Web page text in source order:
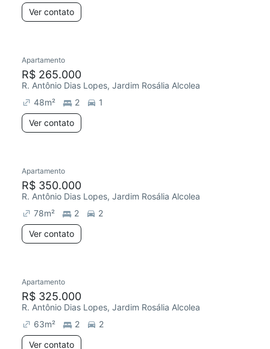
Ver contato
Redecorar
Apartamento
R$ 265.000
R. Antônio Dias Lopes, Jardim Rosália Alcolea
48m² 2
1
Ver contato
Apartamento
R$ 350.000
R. Antônio Dias Lopes, Jardim Rosália Alcolea
78m² 2
2
Ver contato
Redecorar
Apartamento
R$ 325.000
R. Antônio Dias Lopes, Jardim Rosália Alcolea
63m² 2
2
Ver contato